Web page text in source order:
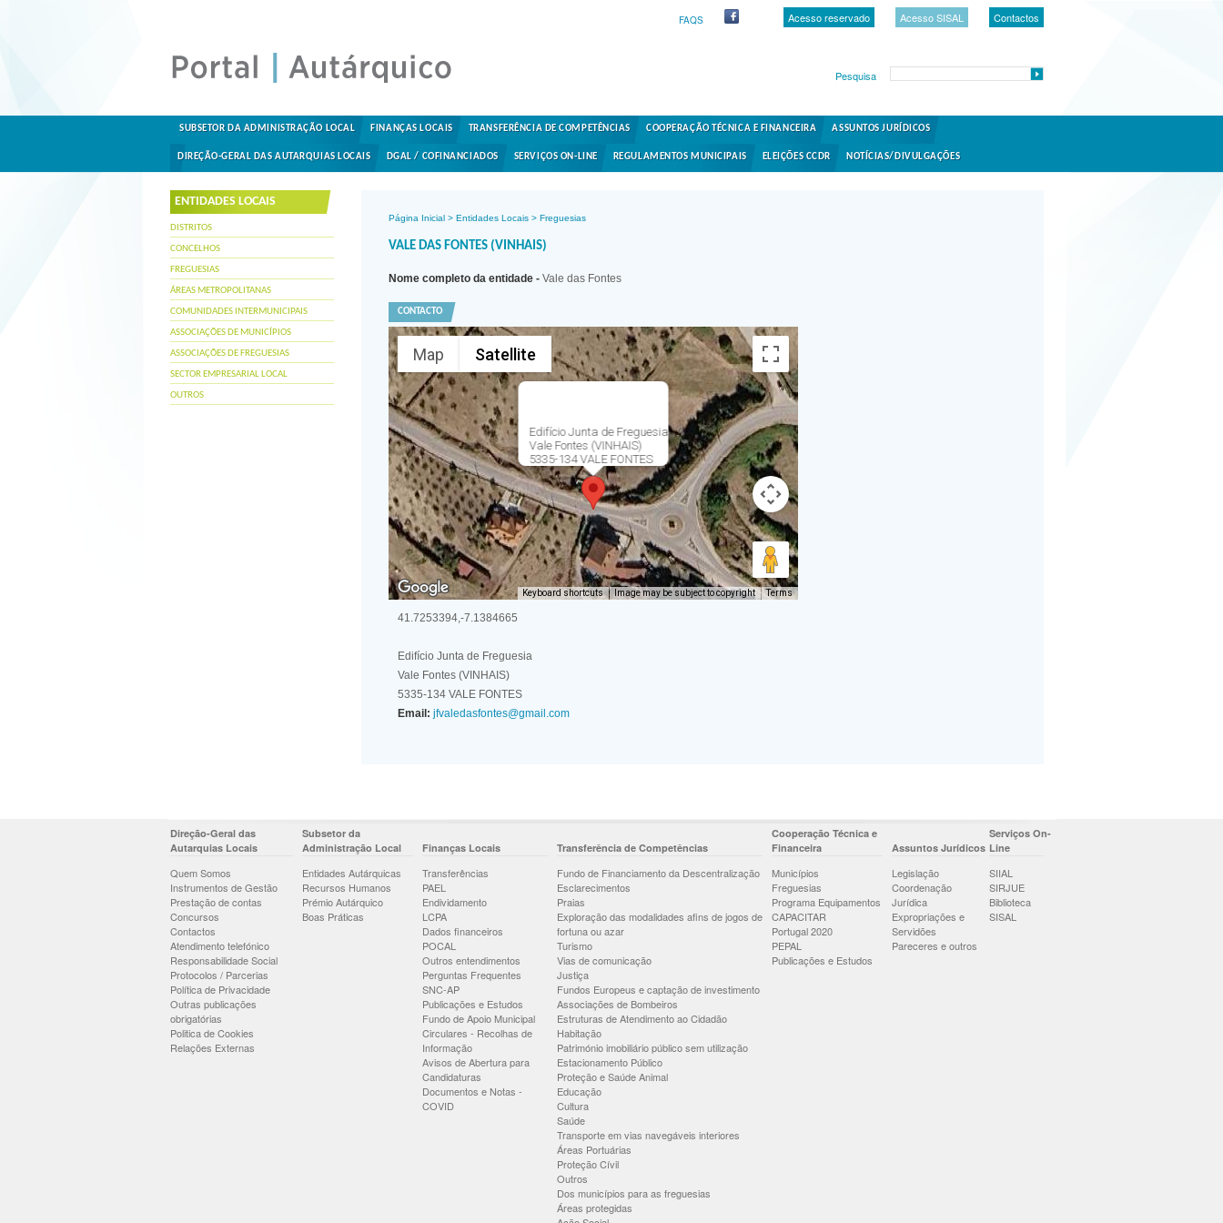
Acesso reservado Acesso SISAL Contactos
FAQS
Pesquisa
SUBSETOR DA ADMINISTRAÇÃO LOCAL FINANÇAS LOCAIS TRANSFERÊNCIA DE COMPETÊNCIAS COOPERAÇÃO TÉCNICA E FINANCEIRA ASSUNTOS JURÍDICOS
DIREÇÃO-GERAL DAS AUTARQUIAS LOCAIS DGAL / COFINANCIADOS SERVIÇOS ON-LINE REGULAMENTOS MUNICIPAIS ELEIÇÕES CCDR NOTÍCIAS/DIVULGAÇÕES
ENTIDADES LOCAIS
DISTRITOS
CONCELHOS
FREGUESIAS
ÁREAS METROPOLITANAS
COMUNIDADES INTERMUNICIPAIS
ASSOCIAÇÕES DE MUNICÍPIOS
ASSOCIAÇÕES DE FREGUESIAS
SECTOR EMPRESARIAL LOCAL
OUTROS
Página Inicial > Entidades Locais > Freguesias
VALE DAS FONTES (VINHAIS)
Nome completo da entidade - Vale das Fontes
CONTACTO
Edifício Junta de Freguesia
Vale Fontes (VINHAIS)
5335-134 VALE FONTES
Map Satellite
Keyboard shortcuts Image may be subject to copyright Terms
41.7253394,-7.1384665
Edifício Junta de Freguesia
Vale Fontes (VINHAIS)
5335-134 VALE FONTES
Email: jfvaledasfontes@gmail.com
Direção-Geral das
Autarquias Locais
Quem Somos
Instrumentos de Gestão
Prestação de contas
Concursos
Contactos
Atendimento telefónico
Responsabilidade Social
Protocolos / Parcerias
Política de Privacidade
Outras publicações
obrigatórias
Politica de Cookies
Relações Externas
Subsetor da
Administração Local
Entidades Autárquicas
Recursos Humanos
Prémio Autárquico
Boas Práticas
Finanças Locais
Transferências
PAEL
Endividamento
LCPA
Dados financeiros
POCAL
Outros entendimentos
Perguntas Frequentes
SNC-AP
Publicações e Estudos
Fundo de Apoio Municipal
Circulares - Recolhas de
Informação
Avisos de Abertura para
Candidaturas
Documentos e Notas -
COVID
Transferência de Competências
Fundo de Financiamento da Descentralização
Esclarecimentos
Praias
Exploração das modalidades afins de jogos de
fortuna ou azar
Turismo
Vias de comunicação
Justiça
Fundos Europeus e captação de investimento
Associações de Bombeiros
Estruturas de Atendimento ao Cidadão
Habitação
Património imobiliário público sem utilização
Estacionamento Público
Proteção e Saúde Animal
Educação
Cultura
Saúde
Transporte em vias navegáveis interiores
Áreas Portuárias
Proteção Cívil
Outros
Dos municípios para as freguesias
Áreas protegidas
Cooperação Técnica e
Financeira
Municípios
Freguesias
Programa Equipamentos
CAPACITAR
Portugal 2020
PEPAL
Publicações e Estudos
Assuntos Jurídicos
Legislação
Coordenação
Jurídica
Expropriações e
Servidões
Pareceres e outros
Serviços On-
Line
SIIAL
SIRJUE
Biblioteca
SISAL